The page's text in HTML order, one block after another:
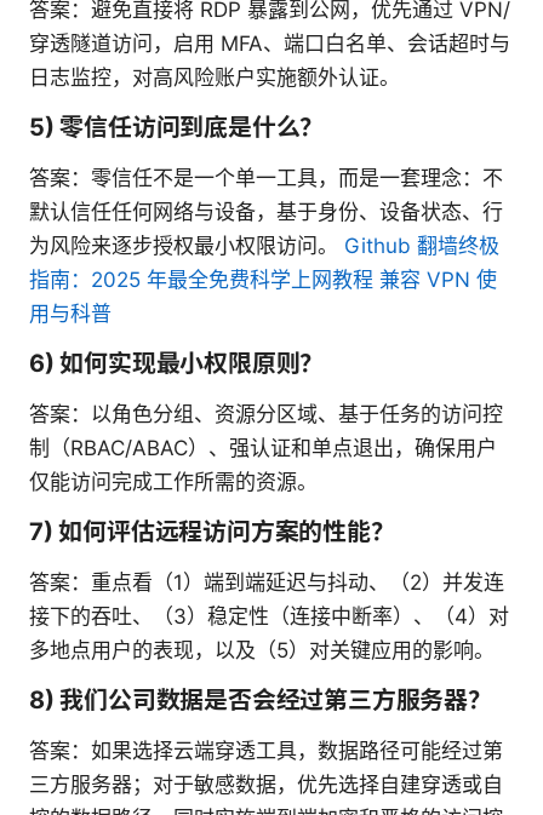
答案：避免直接将 RDP 暴露到公网，优先通过 VPN/
穿透隧道访问，启用 MFA、端口白名单、会话超时与
日志监控，对高风险账户实施额外认证。
5) 零信任访问到底是什么？
答案：零信任不是一个单一工具，而是一套理念：不
默认信任任何网络与设备，基于身份、设备状态、行
为风险来逐步授权最小权限访问。 Github 翻墙终极
指南：2025 年最全免费科学上网教程 兼容 VPN 使
用与科普
6) 如何实现最小权限原则？
答案：以角色分组、资源分区域、基于任务的访问控
制（RBAC/ABAC）、强认证和单点退出，确保用户
仅能访问完成工作所需的资源。
7) 如何评估远程访问方案的性能？
答案：重点看（1）端到端延迟与抖动、（2）并发连
接下的吞吐、（3）稳定性（连接中断率）、（4）对
多地点用户的表现，以及（5）对关键应用的影响。
8) 我们公司数据是否会经过第三方服务器？
答案：如果选择云端穿透工具，数据路径可能经过第
三方服务器；对于敏感数据，优先选择自建穿透或自